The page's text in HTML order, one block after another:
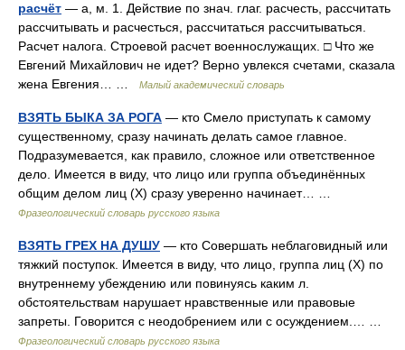
расчёт — а, м. 1. Действие по знач. глаг. расчесть, рассчитать
рассчитывать и расчесться, рассчитаться рассчитываться.
Расчет налога. Строевой расчет военнослужащих. □ Что же
Евгений Михайлович не идет? Верно увлекся счетами, сказала
жена Евгения… …
Малый академический словарь
ВЗЯТЬ БЫКА ЗА РОГА — кто Смело приступать к самому
существенному, сразу начинать делать самое главное.
Подразумевается, как правило, сложное или ответственное
дело. Имеется в виду, что лицо или группа объединённых
общим делом лиц (Х) сразу уверенно начинает… …
Фразеологический словарь русского языка
ВЗЯТЬ ГРЕХ НА ДУШУ — кто Совершать неблаговидный или
тяжкий поступок. Имеется в виду, что лицо, группа лиц (Х) по
внутреннему убеждению или повинуясь каким л.
обстоятельствам нарушает нравственные или правовые
запреты. Говорится с неодобрением или с осуждением.… …
Фразеологический словарь русского языка